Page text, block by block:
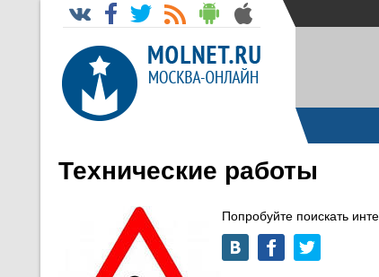
Технические работы
Попробуйте поискать